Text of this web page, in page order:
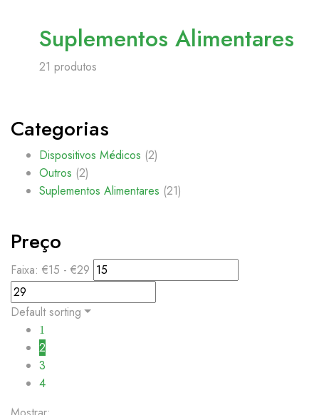
Suplementos Alimentares
21 produtos
Categorias
Dispositivos Médicos (2)
Outros (2)
Suplementos Alimentares (21)
Preço
Faixa: €15 - €29
Default sorting
1
2
3
4